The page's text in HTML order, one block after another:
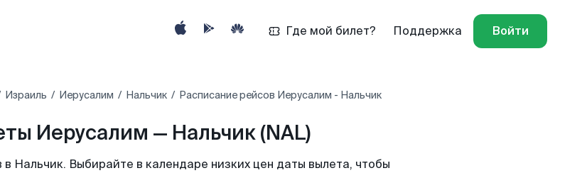
Где мой билет? Поддержка Войти
Израиль Иерусалим Нальчик Расписание рейсов Иерусалим - Нальчик
Иерусалим — Нальчик (NAL)
Нальчик. Выбирайте в календаре низких цен даты вылета, чтобы